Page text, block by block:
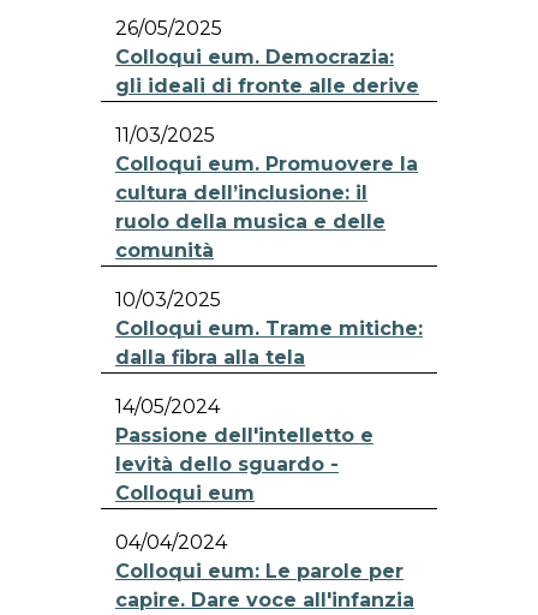
26/05/2025
Colloqui eum. Democrazia:
gli ideali di fronte alle derive
11/03/2025
Colloqui eum. Promuovere la
cultura dell’inclusione: il
ruolo della musica e delle
comunità
10/03/2025
Colloqui eum. Trame mitiche:
dalla fibra alla tela
14/05/2024
Passione dell'intelletto e
levità dello sguardo -
Colloqui eum
04/04/2024
Colloqui eum: Le parole per
capire. Dare voce all'infanzia